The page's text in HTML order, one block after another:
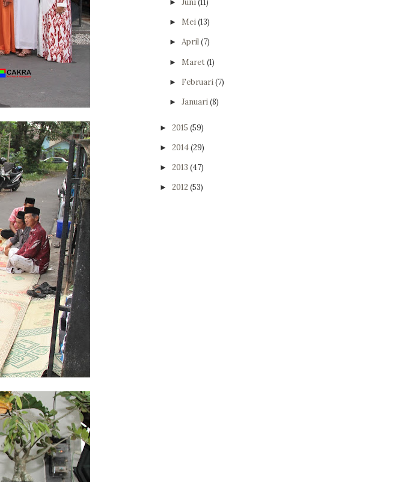
►
► Mei(13)
► April(7)
► Maret(1)
► Februari(7)
► Januari(8)
► 2015 (59)
► 2014(29)
► 2013 (47)
► 2012 (53)